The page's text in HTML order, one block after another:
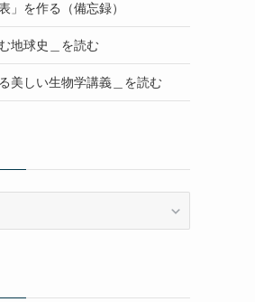
」を作る（備忘録）
地球史＿を読む
美しい生物学講義＿を読む